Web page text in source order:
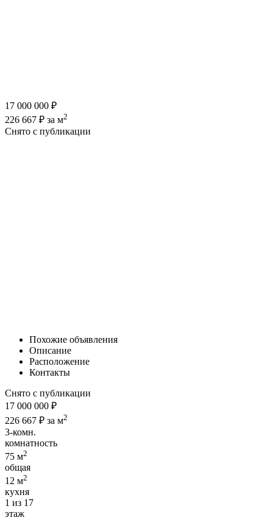
17 000 000 ₽
226 667 ₽ за м2
Снято с публикации
Похожие объявления
Описание
Расположение
Контакты
Снято с публикации
17 000 000 ₽
226 667 ₽ за м2
3-комн.
комнатность
75 м2
общая
12 м2
кухня
1 из 17
этаж